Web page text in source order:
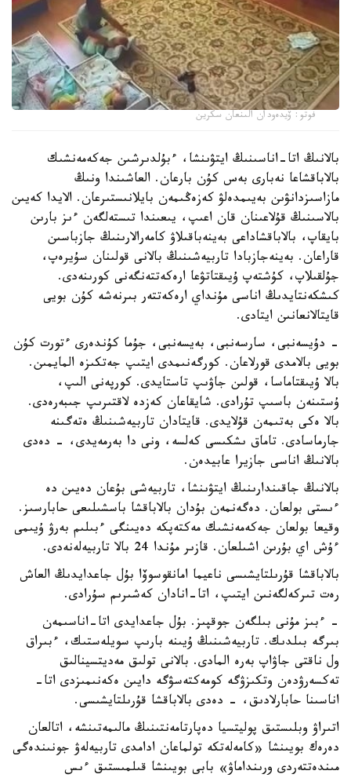
فوتو: ۆيدەودان الىنعان سكرين
بالانىڭ اتا-اناسىنىڭ ايتۋىنشا، ءبۇلدىرشىن جەكەمەنشىك
بالاباقشاعا نەبارى بەس كۇن بارعان. العاشىندا ونىڭ
مازاسىزدانۋىن بەيىمدەلۋ كەزەڭىمەن بايلانىستىرعان. الايدا كەيىن
بالاسىنىڭ قۇلاعىنان قان اعىپ، يىعىندا تىستەلگەن ءىز بارىن
بايقاپ، بالاباقشاداعى بەينەباقىلاۋ كامەرالارىنىڭ جازباسىن
قاراعان. بەينەجازبادا تاربيەشىنىڭ بالانى قولىنان سۇيرەپ،
جۇلقىلاپ، كۇشتەپ ۇيىقتاتۋعا ارەكەتتەنگەنى كورىنەدى.
كىشكەنتايدىڭ اناسى مۇنداي ارەكەتتەر بىرنەشە كۇن بويى
قايتالانعانىن ايتادى.
- دۇيسەنبى، سارسەنبى، بەيسەنبى، جۇما كۇندەرى ءتورت كۇن
بويى بالامدى قورلاعان. كورگەنىمدى ايتىپ جەتكىزە المايمىن.
بالا ۇيىقتاماسا، قولىن جاۋىپ تاستايدى. كورپەنى الىپ،
ۇستىنەن باسىپ تۇرادى. شايقاعان كەزدە لاقتىرىپ جىبەرەدى.
بالا ەكى بەتىمەن قۇلايدى. قايتادان تاربيەشىنىڭ ەتەگىنە
جارماسادى. تاماق ىشكىسى كەلسە، ونى دا بەرمەيدى، - دەدى
بالانىڭ اناسى جازيرا عابيدەن.
بالانىڭ جاقىندارىنىڭ ايتۋىنشا، تاربيەشى بۇعان دەيىن دە
ءىستى بولعان. دەگەنمەن بۇدان بالاباقشا باسشىلىعى حابارسىز.
وقيعا بولعان جەكەمەنشىك مەكتەپكە دەيىنگى ءبىلىم بەرۋ ۇيىمى
ءۇش اي بۇرىن اشىلعان. قازىر مۇندا 24 بالا تاربيەلەنەدى.
بالاباقشا قۇرىلتايشىسى ناعيما امانقوسوۆا بۇل جاعدايدىڭ العاش
رەت تىركەلگەنىن ايتىپ، اتا-انادان كەشىرىم سۇرادى.
- ءبىز مۇنى بىلگەن جوقپىز. بۇل جاعدايدى اتا-اناسىمەن
بىرگە بىلدىك. تاربيەشىنىڭ ۇيىنە بارىپ سويلەستىك، ءبىراق
ول ناقتى جاۋاپ بەرە المادى. بالانى تولىق مەديتسينالىق
تەكسەرۋدەن وتكىزۋگە كومەكتەسۋگە دايىن ەكەنىمىزدى اتا-
اناسىنا حابارلادىق، - دەدى بالاباقشا قۇرىلتايشىسى.
اتىراۋ وبلىستىق پوليتسيا دەپارتامەنتىنىڭ مالىمەتىنشە، اتالعان
دەرەك بويىنشا «كامەلەتكە تولماعان ادامدى تاربيەلەۋ جونىندەگى
مىندەتتەردى ورىنداماۋ» بابى بويىنشا قىلمىستىق ءىس